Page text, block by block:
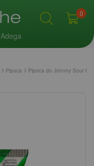
Adega
0
Pipoca Pipoca do Johnny Sour